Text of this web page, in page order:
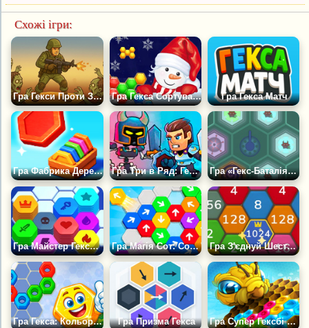
Схожі ігри:
Гра Гекси Проти Зомбі 3Д Гра Гекса Сортування: Зимовий Випуск Гра Гекса Матч
Гра Фабрика Дерев'яних Гексів Гра Три в Ряд: Гекса Підземелля Гра «Гекс-Баталія»: Головоломка
Гра Майстер Гекса Сортування Гра Магія Сот: Сортування Гра З'єднуй Шестикутники 2048
Гра Гекса: Кольорові Гайки Гра Призма Гекса Гра Супер Гексбі Злиття